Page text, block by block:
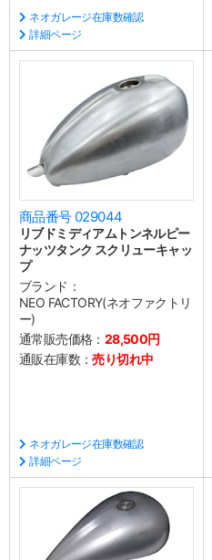
ネオガレージ在庫数確認
詳細ページ
商品番号 029044
リブドミディアムトンネルピー
ナッツタンク スクリューキャッ
プ
ブランド：
NEO FACTORY(ネオファクトリ
ー)
通常販売価格： 28,500円
通販在庫数：売り切れ中
ネオガレージ在庫数確認
詳細ページ